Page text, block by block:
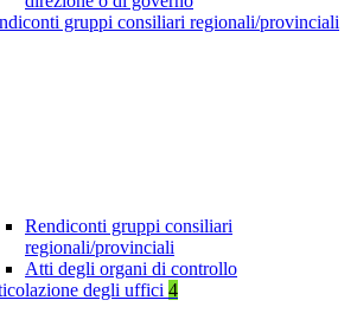
gruppi consiliari regionali/provinciali
Rendiconti gruppi consiliari
regionali/provinciali
Atti degli organi di controllo
degli uffici 4